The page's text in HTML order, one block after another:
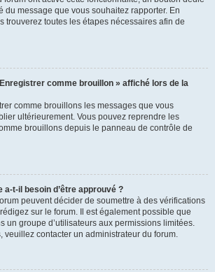
du message que vous souhaitez rapporter. En
trouverez toutes les étapes nécessaires afin de
comme brouillon » affiché lors de la
comme brouillons les messages que vous
ultérieurement. Vous pouvez reprendre les
brouillons depuis le panneau de contrôle de
a-t-il besoin d’être approuvé ?
peuvent décider de soumettre à des vérifications
sur le forum. Il est également possible que
un groupe d’utilisateurs aux permissions limitées.
veuillez contacter un administrateur du forum.